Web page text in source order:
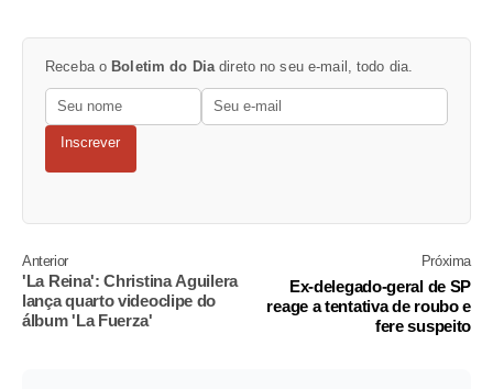
Receba o Boletim do Diadireto no seu e-mail, todo dia.
Inscrever
Anterior
'La Reina': Christina Aguilera
lança quarto videoclipe do
álbum 'La Fuerza'
Próxima
Ex-delegado-geral de SP
reage a tentativa de roubo e
fere suspeito